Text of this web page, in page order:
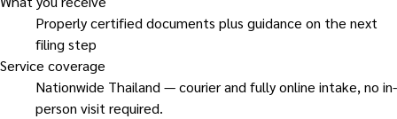
Properly certified documents plus guidance on the next
filing step
Service coverage
Nationwide Thailand — courier and fully online intake, no in-
person visit required.